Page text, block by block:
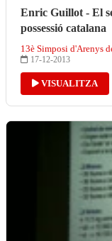
Enric Guillot - El
possessió catalana
13è Simposi d'Arenys
17-12-2013
VISUALITZA